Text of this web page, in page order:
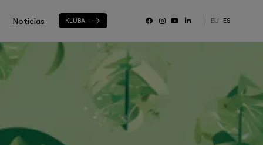
Noticias KLUBA EU ES